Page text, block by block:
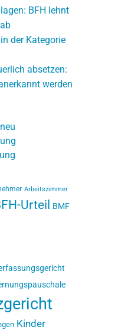
BFH lehnt
der Kategorie
absetzen:
werden
Arbeitszimmer
Urteil BMF
Kinder